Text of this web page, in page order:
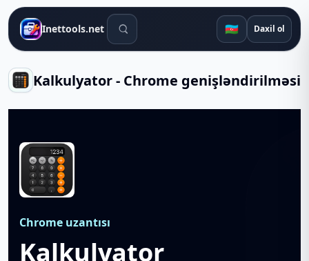
Inettools.net Axtarış alətləri 🇦🇿 Daxil ol
Kalkulyator - Chrome genişləndirilməsi
Chrome uzantısı
Kalkulyator